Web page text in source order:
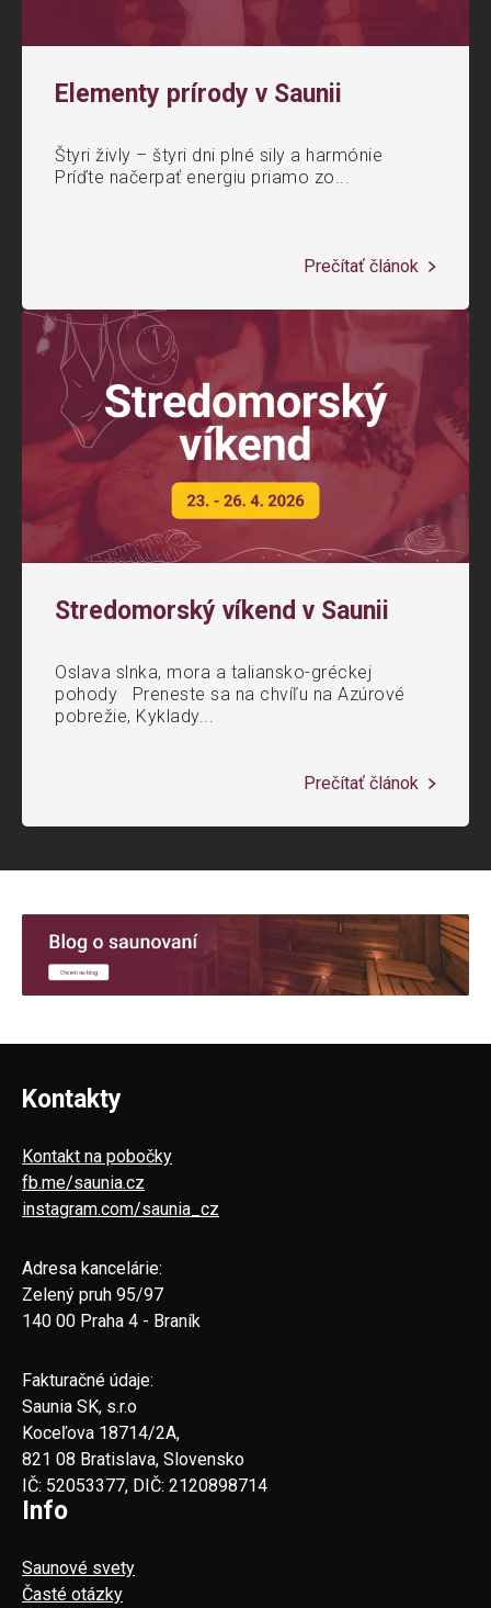
Elementy prírody v Saunii
Štyri živly – štyri dni plné sily a harmónie
Príďte načerpať energiu priamo zo...
Prečítať článok
Stredomorský víkend v Saunii
Oslava slnka, mora a taliansko-gréckej
pohody Preneste sa na chvíľu na Azúrové
pobrežie, Kyklady...
Prečítať článok
Kontakty
Kontakt na pobočky
fb.me/saunia.cz
instagram.com/saunia_cz
Adresa kancelárie:
Zelený pruh 95/97
140 00 Praha 4 - Braník
Fakturačné údaje:
Saunia SK, s.r.o
Koceľova 18714/2A,
821 08 Bratislava, Slovensko
IČ: 52053377, DIČ: 2120898714
Info
Saunové svety
Časté otázky